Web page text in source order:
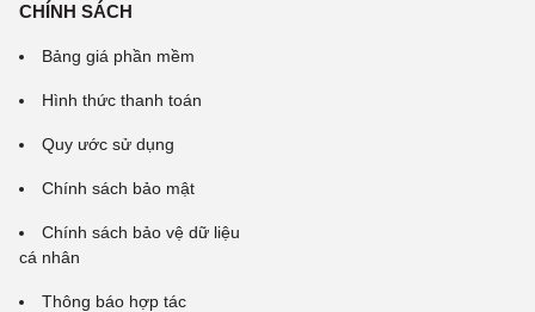
CHÍNH SÁCH
Bảng giá phần mềm
Hình thức thanh toán
Quy ước sử dụng
Chính sách bảo mật
Chính sách bảo vệ dữ liệu
cá nhân
Thông báo hợp tác